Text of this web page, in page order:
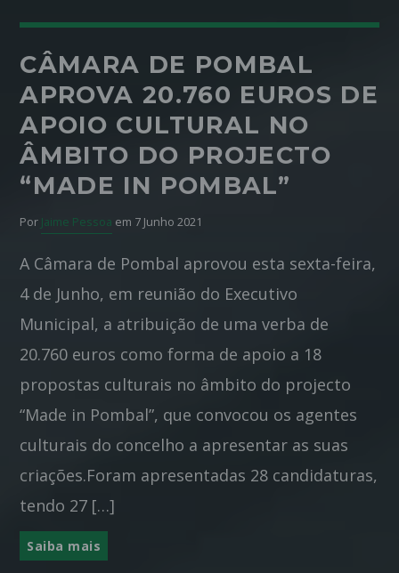
CÂMARA DE POMBAL
APROVA 20.760 EUROS DE
APOIO CULTURAL NO
ÂMBITO DO PROJECTO
“MADE IN POMBAL”
Por Jaime Pessoa em 7 Junho 2021
A Câmara de Pombal aprovou esta sexta-feira,
4 de Junho, em reunião do Executivo
Municipal, a atribuição de uma verba de
20.760 euros como forma de apoio a 18
propostas culturais no âmbito do projecto
“Made in Pombal”, que convocou os agentes
culturais do concelho a apresentar as suas
criações.Foram apresentadas 28 candidaturas,
tendo 27 […]
Saiba mais